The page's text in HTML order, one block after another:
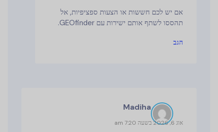
אם יש לכם חששות או הצעות ספציפיות, אל
תהססו לשתף אותם ישירות עם GEOfinder.
הגב
Madiha
אוג 6, 2026 בשעה 7:20 am